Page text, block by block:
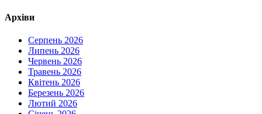
Архіви
Серпень 2026
Липень 2026
Червень 2026
Травень 2026
Квітень 2026
Березень 2026
Лютий 2026